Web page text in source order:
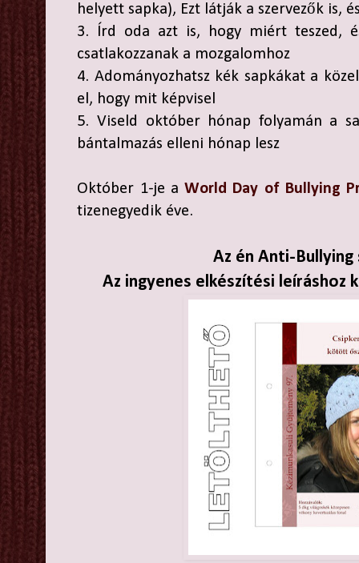
helyett sapka), Ezt látják a szervezők is,
3. Írd oda azt is, hogy miért teszed,
csatlakozzanak a mozgalomhoz
4. Adományozhatsz kék sapkákat a
el, hogy mit képvisel
5. Viseld október hónap folyamán a
bántalmazás elleni hónap lesz
Október 1-je aWorld Day of Bullying
tizenegyedik éve.
Az én Anti-Bullying
Az ingyenes elkészítési leíráshoz